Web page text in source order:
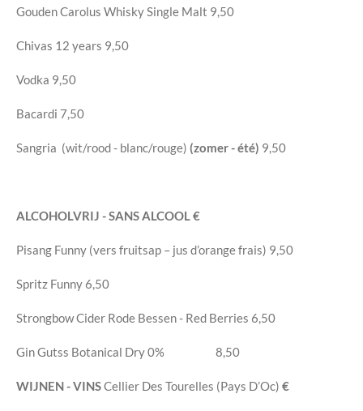
Gouden Carolus Whisky Single Malt 9,50
Chivas 12 years 9,50
Vodka 9,50
Bacardi 7,50
Sangria (wit/rood - blanc/rouge) (zomer - été) 9,50
ALCOHOLVRIJ - SANS ALCOOL €
Pisang Funny (vers fruitsap – jus d’orange frais) 9,50
Spritz Funny 6,50
Strongbow Cider Rode Bessen - Red Berries 6,50
Gin Gutss Botanical Dry 0% 8,50
WIJNEN - VINSCellier Des Tourelles (Pays D’Oc) €